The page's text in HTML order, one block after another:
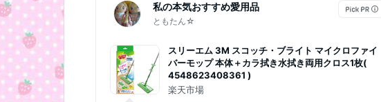
私の本気おすすめ愛用品
ともたん☆
スリーエム 3M スコッチ・ブライト マイクロファイ
バーモップ 本体＋カラ拭き水拭き両用クロス1枚(
4548623408361 )
楽天市場